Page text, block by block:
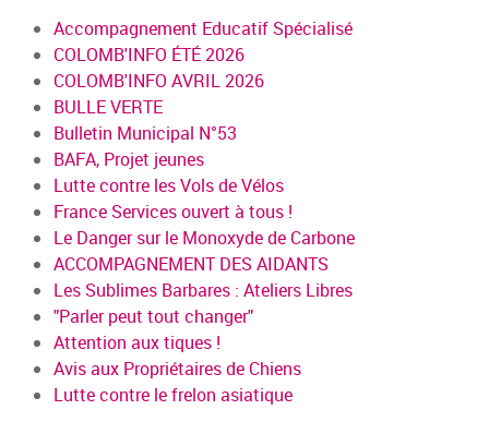
Accompagnement Educatif Spécialisé
COLOMB'INFO ÉTÉ 2026
COLOMB'INFO AVRIL 2026
BULLE VERTE
Bulletin Municipal N°53
BAFA, Projet jeunes
Lutte contre les Vols de Vélos
France Services ouvert à tous !
Le Danger sur le Monoxyde de Carbone
ACCOMPAGNEMENT DES AIDANTS
Les Sublimes Barbares : Ateliers Libres
"Parler peut tout changer"
Attention aux tiques !
Avis aux Propriétaires de Chiens
Lutte contre le frelon asiatique